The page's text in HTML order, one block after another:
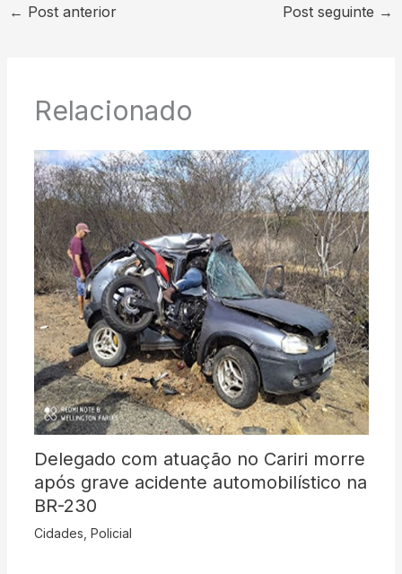
← Post anterior Post seguinte →
Relacionado
Delegado com atuação no Cariri morre
após grave acidente automobilístico na
BR-230
Cidades Policial